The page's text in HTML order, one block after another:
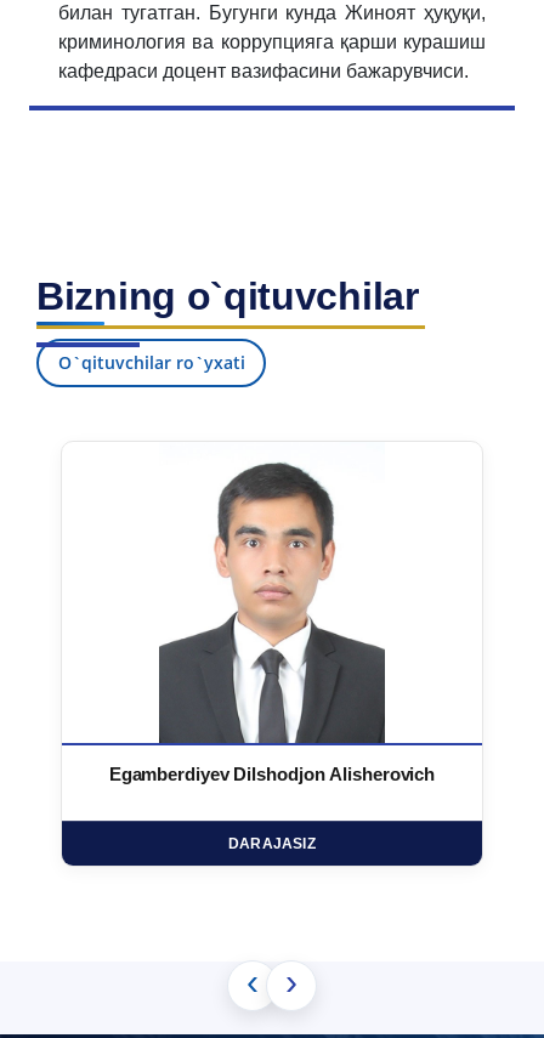
билан тугатган. Бугунги кунда Жиноят ҳуқуқи,
криминология ва коррупцияга қарши курашиш
кафедраси доцент вазифасини бажарувчиси.
Bizning o`qituvchilar
O`qituvchilar ro`yxati
Egamberdiyev Dilshodjon Alisherovich
DARAJASIZ
‹ ›